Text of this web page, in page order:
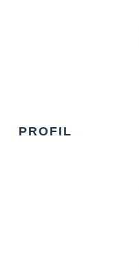
PROFIL